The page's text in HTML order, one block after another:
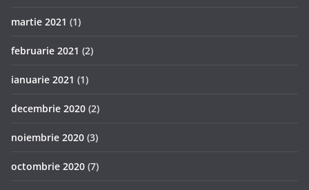
martie 2021 (1)
februarie 2021 (2)
ianuarie 2021 (1)
decembrie 2020 (2)
noiembrie 2020 (3)
octombrie 2020 (7)